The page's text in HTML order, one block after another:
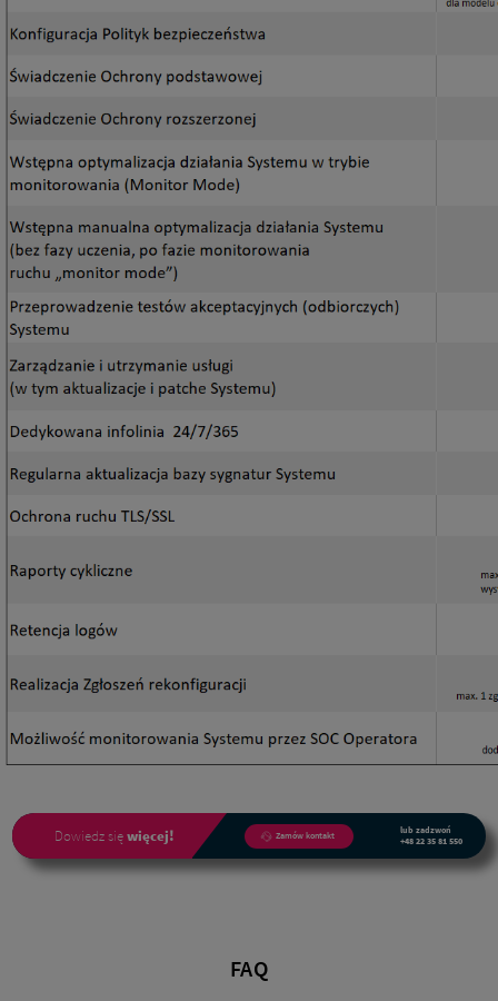
Dowiedz sięwięcej! Zamów kontakt
lub zadzwoń
+48 22 35 81 550
FAQ